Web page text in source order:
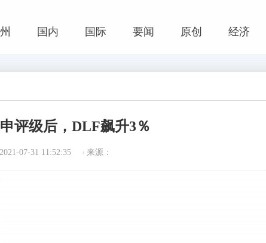
国内 国际 要闻 原创 经济
评级后，DLF飙升3％
07-31 11:52:35 来源：